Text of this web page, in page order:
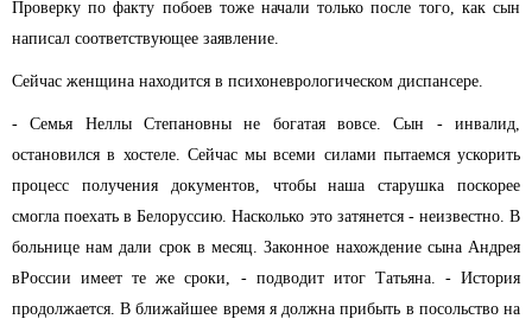
Проверку по факту побоев тоже начали только после того, как сын
написал соответствующее заявление.
Сейчас женщина находится в психоневрологическом диспансере.
- Семья Неллы Степановны не богатая вовсе. Сын - инвалид,
остановился в хостеле. Сейчас мы всеми силами пытаемся ускорить
процесс получения документов, чтобы наша старушка поскорее
смогла поехать в Белоруссию. Насколько это затянется - неизвестно. В
больнице нам дали срок в месяц. Законное нахождение сына Андрея
вРоссии имеет те же сроки, - подводит итог Татьяна. - История
продолжается. В ближайшее время я должна прибыть в посольство на